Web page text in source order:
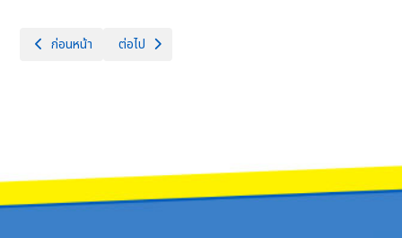
เนื้อหาก่อนหน้า: วันที่ 25 พฤศจิกายน ของทุกปี เป็นวันคล้ายวันสวรรคตพร
ก่อนหน้า เนื้อหาถัดไป: โรงเรียนจักรคำคณาทร จังหวัดลำพูน ขอแ
ต่อไป